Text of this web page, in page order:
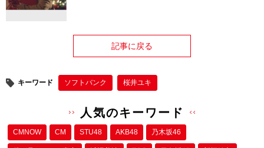
記事に戻る
キーワード ソフトバンク 桜井ユキ
人気のキーワード
CMNOW CM STU48 AKB48 乃木坂46